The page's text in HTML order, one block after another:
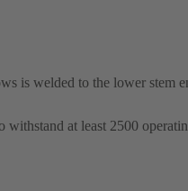
is welded to the lower stem
withstand at least 2500